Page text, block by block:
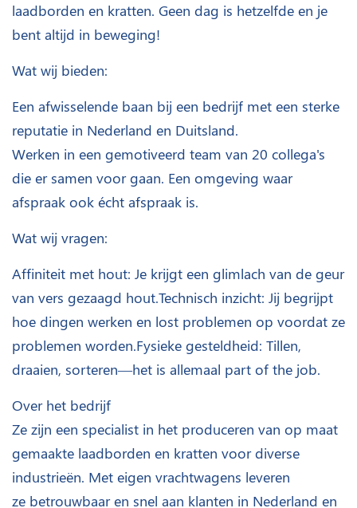
laadborden en kratten. Geen dag is hetzelfde en je
bent altijd in beweging!
Wat wij bieden:
Een afwisselende baan bij een bedrijf met een sterke
reputatie in Nederland en Duitsland.
Werken in een gemotiveerd team van 20 collega's
die er samen voor gaan. Een omgeving waar
afspraak ook écht afspraak is.
Wat wij vragen:
Affiniteit met hout: Je krijgt een glimlach van de geur
van vers gezaagd hout.Technisch inzicht: Jij begrijpt
hoe dingen werken en lost problemen op voordat ze
problemen worden.Fysieke gesteldheid: Tillen,
draaien, sorteren—het is allemaal part of the job.
Over het bedrijf
Ze zijn een specialist in het produceren van op maat
gemaakte laadborden en kratten voor diverse
industrieën. Met eigen vrachtwagens leveren
ze betrouwbaar en snel aan klanten in Nederland en